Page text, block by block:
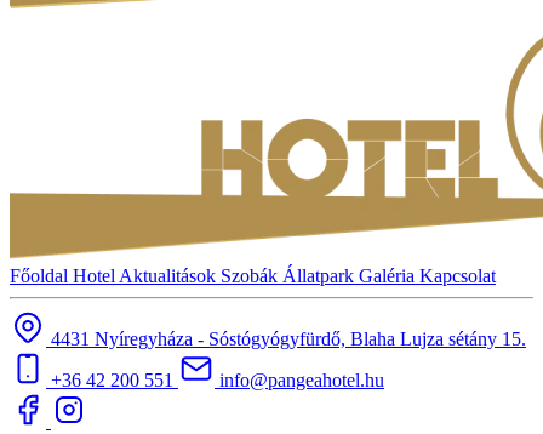
Főoldal Hotel Aktualitások Szobák Állatpark Galéria Kapcsolat
4431 Nyíregyháza - Sóstógyógyfürdő, Blaha Lujza sétány 15.
+36 42 200 551
info@pangeahotel.hu